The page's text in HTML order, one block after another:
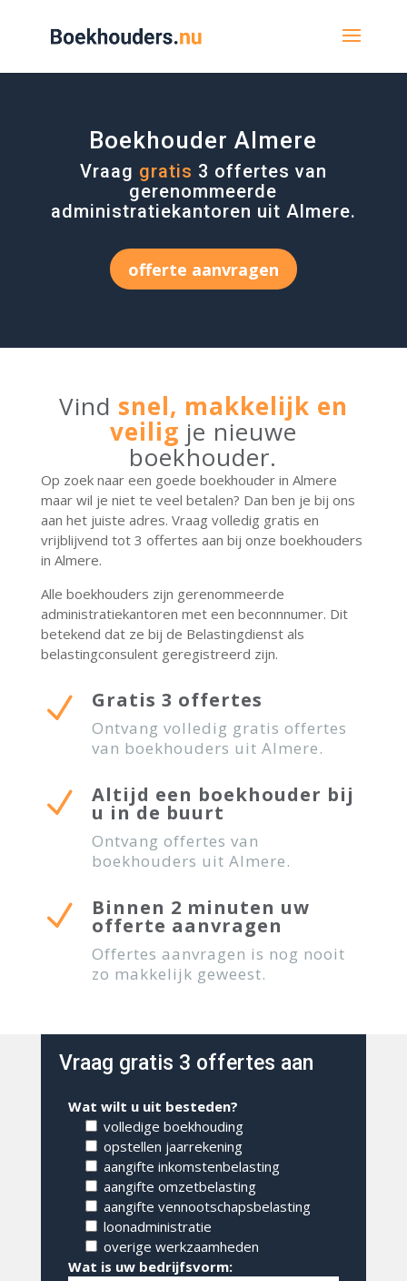
Boekhouder Almere
Vraag gratis 3 offertes van
gerenommeerde
administratiekantoren uit Almere.
offerte aanvragen
Vind snel, makkelijk en
veilig je nieuwe
boekhouder.
Op zoek naar een goede boekhouder in Almere
maar wil je niet te veel betalen? Dan ben je bij ons
aan het juiste adres. Vraag volledig gratis en
vrijblijvend tot 3 offertes aan bij onze boekhouders
in Almere.
Alle boekhouders zijn gerenommeerde
administratiekantoren met een beconnnumer. Dit
betekend dat ze bij de Belastingdienst als
belastingconsulent geregistreerd zijn.
N Gratis 3 offertes
Ontvang volledig gratis offertes
van boekhouders uit Almere.
N Altijd een boekhouder bij
u in de buurt
Ontvang offertes van
boekhouders uit Almere.
N Binnen 2 minuten uw
offerte aanvragen
Offertes aanvragen is nog nooit
zo makkelijk geweest.
Vraag gratis 3 offertes aan
Wat wilt u uit besteden?
volledige boekhouding
opstellen jaarrekening
aangifte inkomstenbelasting
aangifte omzetbelasting
aangifte vennootschapsbelasting
loonadministratie
overige werkzaamheden
Wat is uw bedrijfsvorm: